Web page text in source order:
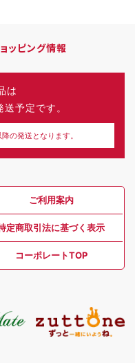
ッピング情報
は
送予定です。
の発送となります。
ご利用案内
定商取引法に基づく表示
コーポレートTOP